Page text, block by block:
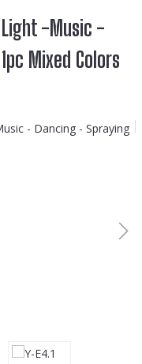
Light -Music -
Mixed Colors